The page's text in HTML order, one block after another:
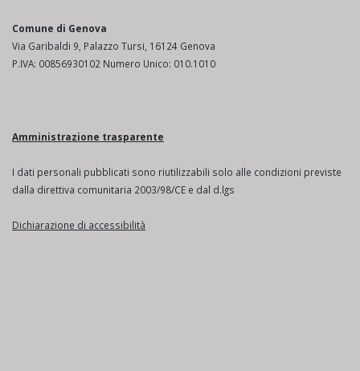
Comune di Genova
Via Garibaldi 9, Palazzo Tursi, 16124 Genova
P.IVA: 00856930102 Numero Unico: 010.1010
Amministrazione trasparente
I dati personali pubblicati sono riutilizzabili solo alle condizioni previste
dalla direttiva comunitaria 2003/98/CE e dal d.lgs
Dichiarazione di accessibilità